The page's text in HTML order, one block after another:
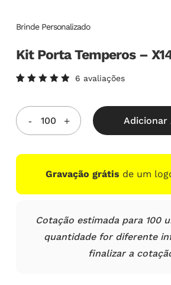
Brinde Personalizado
Kit Porta Temperos –
5.00de
5, com
baseado
em
clientes
6 avaliações
Adicionar
Gravação grátis de um
Cotação estimada para 100
quantidade for diferente
finalizar a